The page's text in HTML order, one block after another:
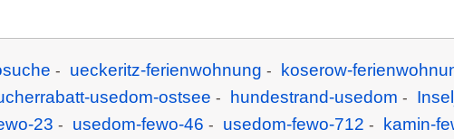
- ueckeritz-ferienwohnung - koserow-
usedom-ostsee - hundestrand-usedom -
23 - usedom-fewo-46 - usedom-fewo-712 - kamin-